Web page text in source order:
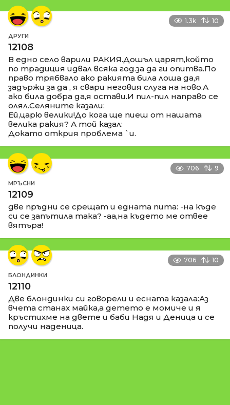
1.3k 10
ДРУГИ
12108
В едно село варили РАКИЯ.Дошъл царят,който
по традиция идвал всяка год.за да ги опитва.По
право трябвало ако ракията била лоша да,я
задържи за да , я свари неговия слуга на ново.А
ако била добра да,я остави.И пил-пил направо се
олял.Селяните казали:
Ей,царю велики!До кога ще пиеш от нашата
велика ракия? А той казал:
Докато открия проблема `и.
706 9
МРЪСНИ
12109
две пръдни се срещат и едната пита: -на къде
си се запътила така? -аа,на където ме отвее
вятъра!
706 10
БЛОНДИНКИ
12110
Две блондинки си говорели и есната казала:Аз
вчета станах майка,а детето е момиче и я
кръстихме на двете и баби Надя и Деница и се
получи наденица.